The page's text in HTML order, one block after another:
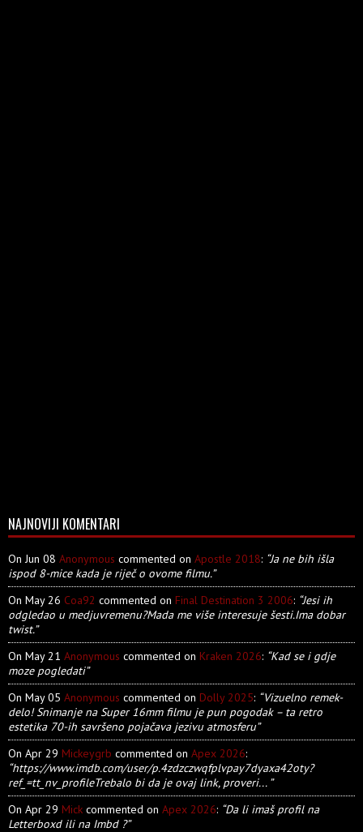
NAJNOVIJI KOMENTARI
On Jun 08 Anonymous commented on Apostle 2018: “Ja ne bih išla
ispod 8-mice kada je riječ o ovome filmu.”
On May 26 Coa92 commented on Final Destination 3 2006: “Jesi ih
odgledao u medjuvremenu?Mada me više interesuje šesti.Ima dobar
twist.”
On May 21 Anonymous commented on Kraken 2026: “Kad se i gdje
moze pogledati”
On May 05 Anonymous commented on Dolly 2025: “Vizuelno remek-
delo! Snimanje na Super 16mm filmu je pun pogodak – ta retro
estetika 70-ih savršeno pojačava jezivu atmosferu”
On Apr 29 Mickeygrb commented on Apex 2026:
“https://www.imdb.com/user/p.4zdzczwqfplvpay7dyaxa42oty?
ref_=tt_nv_profileTrebalo bi da je ovaj link, proveri... ”
On Apr 29 Mick commented on Apex 2026: “Da li imaš profil na
Letterboxd ili na Imbd ?”